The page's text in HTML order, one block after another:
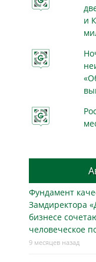
и
Фундамент
Замдиректора
бизнесe
человеческое
9 месяцев назад